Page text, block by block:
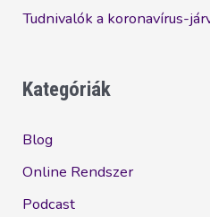
Tudnivalók a koronavírus-
Kategóriák
Blog
Online Rendszer
Podcast